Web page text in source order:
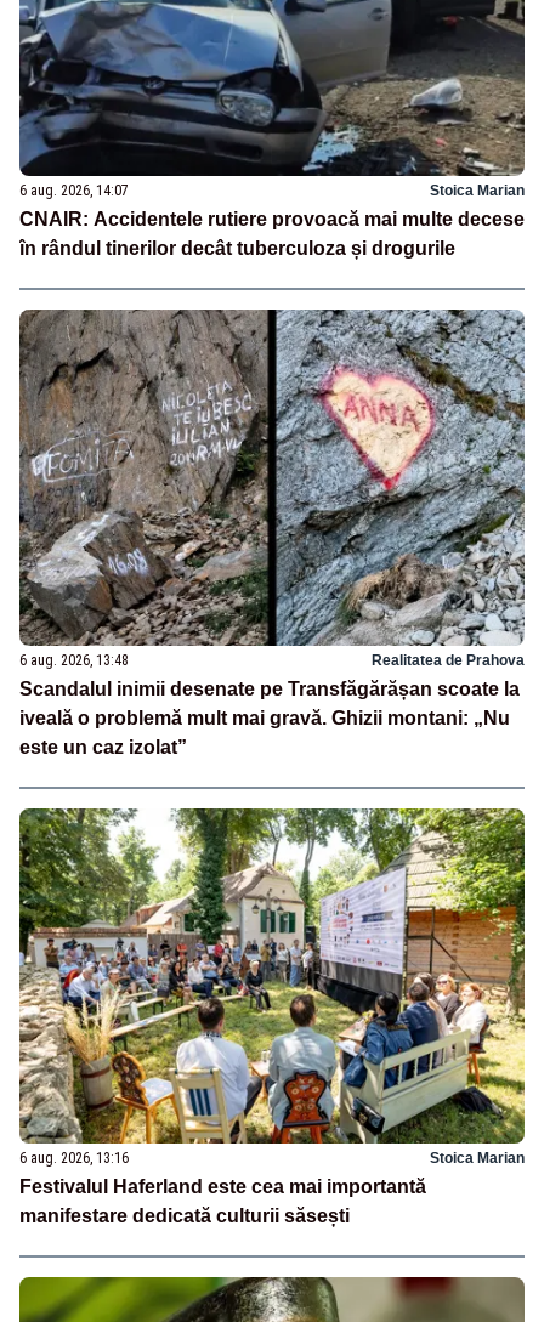
6 aug. 2026, 14:07 Stoica Marian
CNAIR: Accidentele rutiere provoacă mai multe decese
în rândul tinerilor decât tuberculoza și drogurile
6 aug. 2026, 13:48 Realitatea de Prahova
Scandalul inimii desenate pe Transfăgărășan scoate la
iveală o problemă mult mai gravă. Ghizii montani: „Nu
este un caz izolat”
6 aug. 2026, 13:16 Stoica Marian
Festivalul Haferland este cea mai importantă
manifestare dedicată culturii săsești